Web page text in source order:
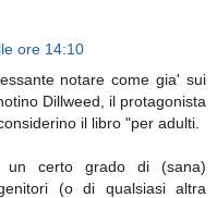
ore 14:10
notare come gia' sui
Dillweed, il protagonista
il libro "per adulti.
un certo grado di (sana)
(o di qualsiasi altra